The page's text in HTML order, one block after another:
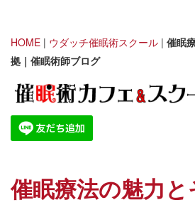
HOME | ウダッチ催眠術スクール | 催眠
拠｜催眠術師ブログ
催眠療法の魅力